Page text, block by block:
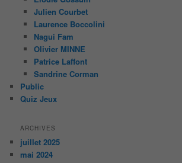
Julien Courbet
Laurence Boccolini
Nagui Fam
Olivier MINNE
Patrice Laffont
Sandrine Corman
Public
Quiz Jeux
ARCHIVES
juillet 2025
mai 2024